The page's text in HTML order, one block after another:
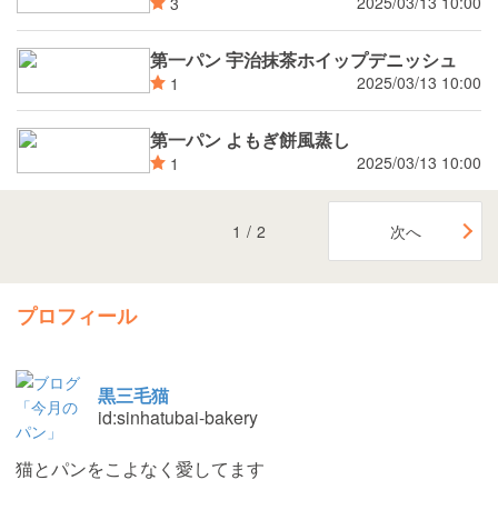
第一パン 宇治抹茶ホイップデニッシュ
1 2025/03/13 10:00
第一パン よもぎ餅風蒸し
1 2025/03/13 10:00
1 / 2 次へ
プロフィール
黒三毛猫
id:sinhatubai-bakery
猫とパンをこよなく愛してます